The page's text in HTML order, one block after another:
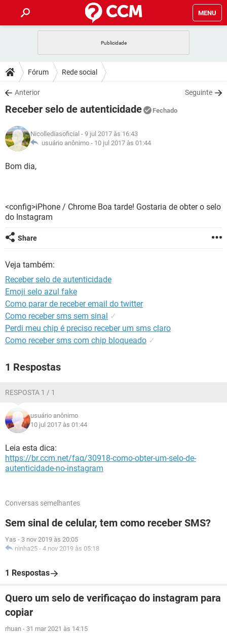
MENU
CELULAR
OUTLOOK
INSTAGRAM GMAIL
GUIA DE COMPRAS
DICAS
JOGOS
INSTAGRAM GMAIL
GUIA DE COMPRAS
DOWNLOADS
JOGOS WHATSAPP
CELULAR
OUTLOOK EXCEL
INSTAGRAM
JOGOS WHATSAPP
CELULAR
OUTLOOK
GUIA DE COMPRAS
GLOSSÁRIO
JOGOS
INSTAGRAM
GUIA DE COMPRAS
Fórum Rede social
Anterior Seguinte
Receber selo de autenticidade Fechado
Nicollediasoficial - 9 jul 2017 às 16:43
usuário anônimo - 10 jul 2017 às 01:44
Bom dia,
<config>iPhone / Chrome Boa tarde! Gostaria de obter o selo
do Instagram
Share
Veja também:
Receber selo de autenticidade
Emoji selo azul fake
Como parar de receber email do twitter
Como receber sms sem sinal ✓
Perdi meu chip é preciso receber um sms claro
Como receber sms com chip bloqueado ✓
1 Respostas
RESPOSTA 1 / 1
usuário anônimo
10 jul 2017 às 01:44
Leia esta dica:
https://br.ccm.net/faq/30918-como-obter-um-selo-de-
autenticidade-no-instagram
Conversas semelhantes
Sem sinal de celular, tem como receber SMS?
Yas - 3 nov 2019 às 20:05
ninha25 - 4 nov 2019 às 05:18
1 Respostas
Quero um selo de verificaçao do instagram para
copiar
rhuan - 31 mar 2021 às 14:15